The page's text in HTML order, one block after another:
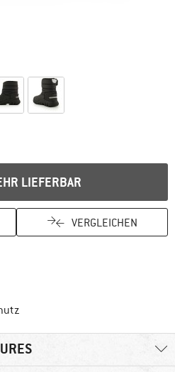
LIEFERBAR
VERGLEICHEN
die Zahlungs-Infos hier! Öffnet